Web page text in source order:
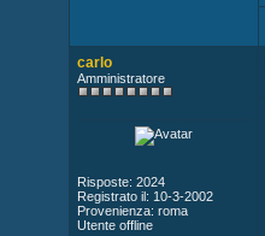
carlo
Amministratore
Risposte: 2024
Registrato il: 10-3-2002
Provenienza: roma
Utente offline